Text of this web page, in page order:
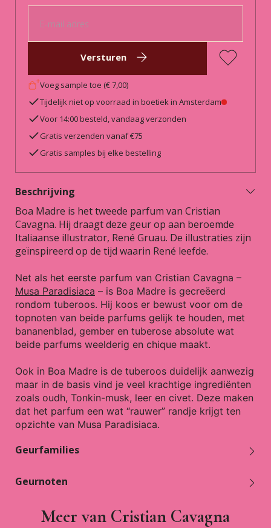
Versturen
Voeg sample toe (€ 7,00)
Tijdelijk niet op voorraad in boetiek in Amsterdam
Voor 14:00 besteld, vandaag verzonden
Gratis verzenden vanaf €75
Gratis samples bij elke bestelling
Beschrijving
Boa Madre is het tweede parfum van Cristian
Cavagna. Hij draagt deze geur op aan beroemde
Italiaanse illustrator, René Gruau. De illustraties zijn
geïnspireerd op de tijd waarin René leefde.
Net als het eerste parfum van Cristian Cavagna –
Musa Paradisiaca – is Boa Madre is gecreëerd
rondom tuberoos. Hij koos er bewust voor om de
topnoten van beide parfums gelijk te houden, met
bananenblad, gember en tuberose absolute wat
beide parfums weelderig en chique maakt.
Ook in Boa Madre is de tuberoos duidelijk aanwezig
maar in de basis vind je veel krachtige ingrediënten
zoals oudh, Tonkin-musk, leer en civet. Deze maken
dat het parfum een wat “rauwer” randje krijgt ten
opzichte van Musa Paradisiaca.
Geurfamilies
Geurnoten
Meer van Cristian Cavagna